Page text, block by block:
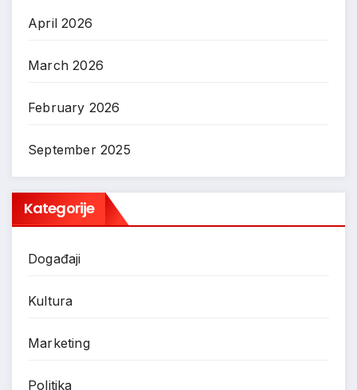
April 2026
March 2026
February 2026
September 2025
Kategorije
Događaji
Kultura
Marketing
Politika